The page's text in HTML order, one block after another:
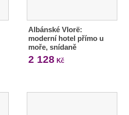
Albánské Vlorë:
moderní hotel přímo u
moře, snídaně
2 128 Kč